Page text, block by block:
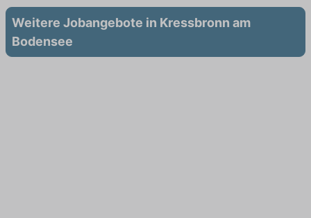
Weitere Jobangebote in Kressbronn am
Bodensee